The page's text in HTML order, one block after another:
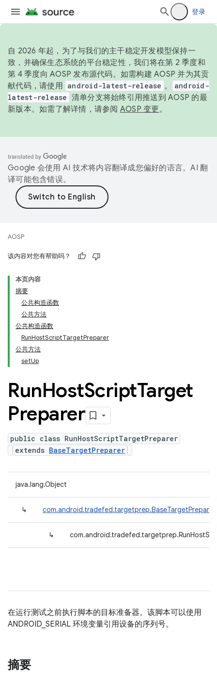
登录
自 2026 年起，为了与我们的主干稳定开发模型保持一
致，并确保生态系统的平台稳定性，我们将在第 2 季度和
第 4 季度向 AOSP 发布源代码。如需构建 AOSP 并为其贡
献代码，请使用 android-latest-release 。
android-
latest-release 清单分支将始终引用推送到 AOSP 的最
新版本。如需了解详情，请参阅 AOSP 变更。
Google 会使用 AI 技术将内容翻译成您偏好的语言。AI 翻
译可能包含错误。
AOSP
该内容对您有帮助吗？
本页内容
摘要
公共构造函数
公共方法
公共构造函数
RunHostScriptTargetPreparer
公共方法
setUp
RunHostScriptTarget
Preparer
public class RunHostScriptTargetPreparer
extends BaseTargetPreparer
java.lang.Object
↳ com.android.tradefed.targetprep.BaseTargetPreparer
↳
在运行测试之前执行脚本的目标准备器。该脚本可以使用
ANDROID_SERIAL 环境变量引用设备的序列号。
摘要